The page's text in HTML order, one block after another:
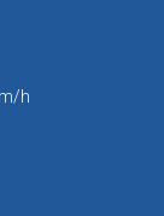
h